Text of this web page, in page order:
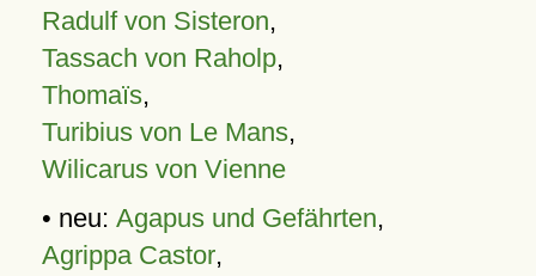
Radulf von Sisteron,
Tassach von Raholp,
Thomaïs,
Turibius von Le Mans,
Wilicarus von Vienne
• neu: Agapus und Gefährten,
Agrippa Castor,